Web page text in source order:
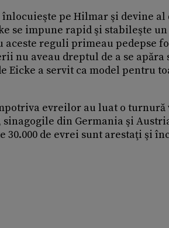
pe Hilmar şi devine
se impune rapid şi stabileşte
reguli primeau pedepse
nu aveau dreptul de a se
Eicke a servit ca model pentru
evreilor au luat o
sinagogile din Germania şi
30.000 de evrei sunt arestaţi şi